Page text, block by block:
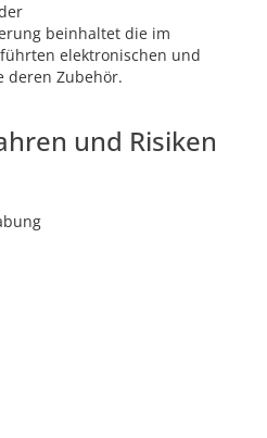
beinhaltet die im
elektronischen und
deren Zubehör.
und Risiken